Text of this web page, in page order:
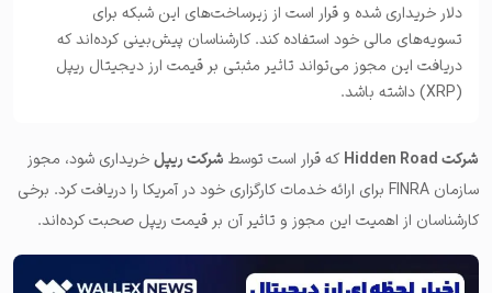
دلار خریداری شده و قرار است از زیرساخت‌های این شبکه برای
تسویه‌های مالی خود استفاده کند. کارشناسان پیش‌بینی کرده‌اند که
دریافت این مجوز می‌تواند تاثیر مثبتی بر قیمت ارز دیجیتال ریپل
(XRP) داشته باشد.
شرکتHidden Road که قرار است توسط شرکت ریپلخریداری شود، مجوز
سازمان FINRA برای ارائه خدمات کارگزاری خود در آمریکا را دریافت کرد. برخی
کارشناسان از اهمیت این مجوز و تاثیر آن بر قیمت ریپل صحبت کرده‌اند.